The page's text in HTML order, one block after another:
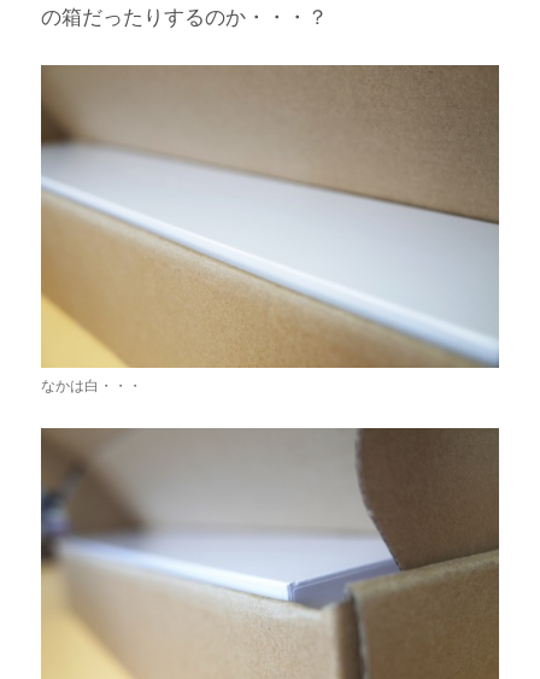
の箱だったりするのか・・・？
なかは白・・・